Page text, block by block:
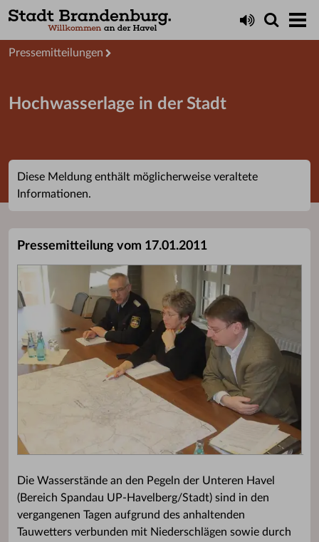
Presseservice
Pressemitteilungen
Hochwasserlage in der Stadt
Diese Meldung enthält möglicherweise veraltete
Informationen.
Pressemitteilung vom 17.01.2011
Die Wasserstände an den Pegeln der Unteren Havel
(Bereich Spandau UP-Havelberg/Stadt) sind in den
vergangenen Tagen aufgrund des anhaltenden
Tauwetters verbunden mit Niederschlägen sowie durch